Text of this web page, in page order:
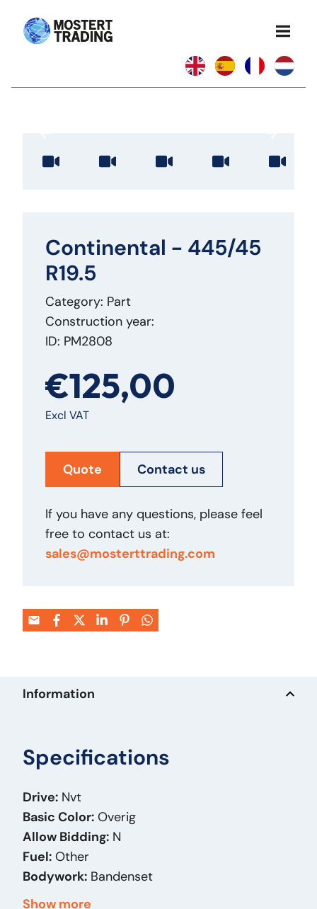
Continental - 445/45
R19.5
Category: Part
Construction year:
ID: PM2808
€125,00
Excl VAT
Quote Contact us
If you have any questions, please feel
free to contact us at:
sales@mosterttrading.com
Information
Specifications
Drive: Nvt
Basic Color: Overig
Allow Bidding: N
Fuel: Other
Bodywork: Bandenset
Mass (kg):
Show more